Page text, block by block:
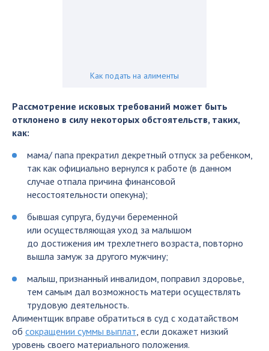
Как подать на алименты
Рассмотрение исковых требований может быть
отклонено в силу некоторых обстоятельств, таких,
как:
мама/ папа прекратил декретный отпуск за ребенком,
так как официально вернулся к работе (в данном
случае отпала причина финансовой
несостоятельности опекуна);
бывшая супруга, будучи беременной
или осуществляющая уход за малышом
до достижения им трехлетнего возраста, повторно
вышла замуж за другого мужчину;
малыш, признанный инвалидом, поправил здоровье,
тем самым дал возможность матери осуществлять
трудовую деятельность.
Алиментщик вправе обратиться в суд с ходатайством
об сокращении суммы выплат , если докажет низкий
уровень своего материального положения.